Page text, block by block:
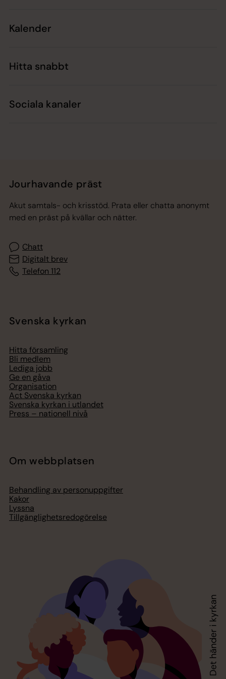
Kalender
Hitta snabbt
Sociala kanaler
Jourhavande präst
Akut samtals- och krisstöd. Prata eller chatta anonymt
med en präst på kvällar och nätter.
Chatt
Digitalt brev
Telefon 112
Svenska kyrkan
Hitta församling
Bli medlem
Lediga jobb
Ge en gåva
Organisation
Act Svenska kyrkan
Svenska kyrkan i utlandet
Press – nationell nivå
Om webbplatsen
Behandling av personuppgifter
Kakor
Lyssna
Tillgänglighetsredogörelse